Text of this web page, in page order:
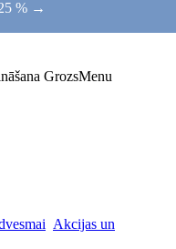
% →
GrozsMenu
Akcijas un